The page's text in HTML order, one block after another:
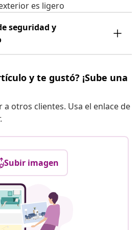
es ligero
seguridad y
y te gustó? ¡Sube una
otros clientes. Usa el enlace de
Subir imagen